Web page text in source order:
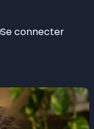
Se connecter